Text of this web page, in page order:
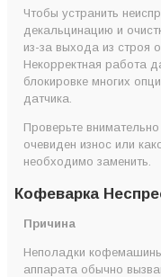
Чтобы устранить
декальцинацию и
из-за выхода из строя
Некорректная работа
блокировке многих
датчика.
Проверьте
очевиден износ или
необходимо заменить.
Кофеварка
Причина
Неполадки
аппарата обычно